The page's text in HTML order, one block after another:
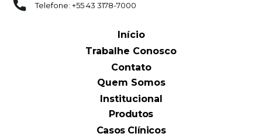
Telefone: +55 43 3178-7000
Início
Trabalhe Conosco
Contato
Quem Somos
Institucional
Produtos
Casos Clínicos